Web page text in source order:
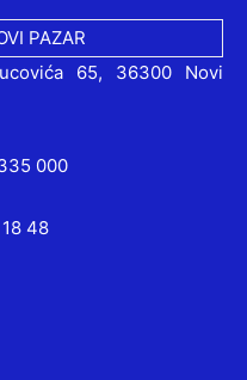
PAZAR
65, 36300 Novi
000
48